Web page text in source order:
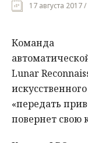
17 августа 2017
Команда
Lunar
«передать
повернет свою